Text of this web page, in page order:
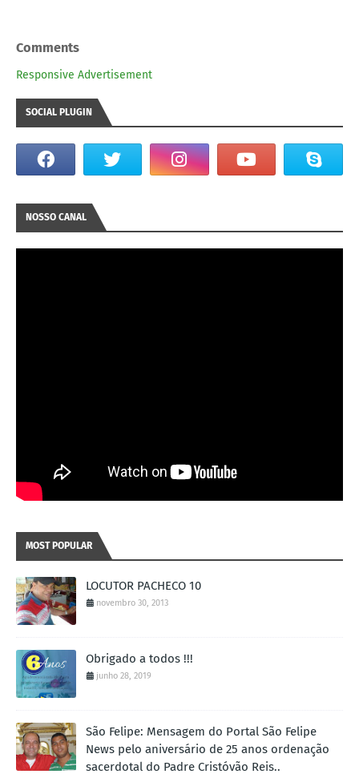
Comments
Responsive Advertisement
SOCIAL PLUGIN
NOSSO CANAL
MOST POPULAR
LOCUTOR PACHECO 10
novembro 30, 2013
Obrigado a todos !!!
junho 28, 2019
São Felipe: Mensagem do Portal São Felipe
News pelo aniversário de 25 anos ordenação
sacerdotal do Padre Cristóvão Reis..